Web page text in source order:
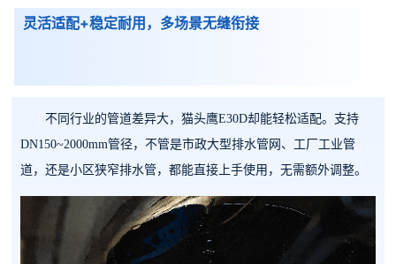
灵活适配+稳定耐用，多场景无缝衔接
不同行业的管道差异大，猫头鹰E30D却能轻松适配。支持
DN150~2000mm管径，不管是市政大型排水管网、工厂工业管
道，还是小区狭窄排水管，都能直接上手使用，无需额外调整。